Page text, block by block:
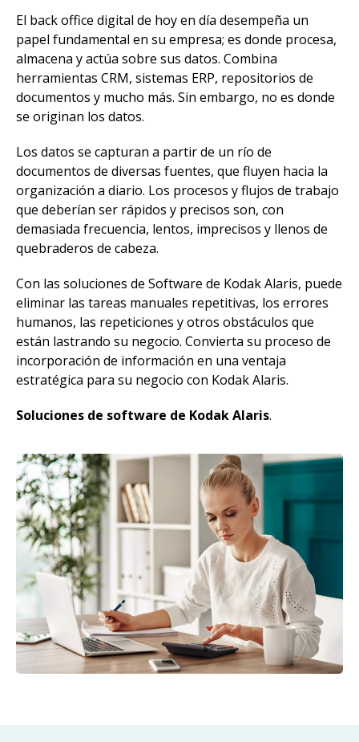
El back office digital de hoy en día desempeña un
papel fundamental en su empresa; es donde procesa,
almacena y actúa sobre sus datos. Combina
herramientas CRM, sistemas ERP, repositorios de
documentos y mucho más. Sin embargo, no es donde
se originan los datos.
Los datos se capturan a partir de un río de
documentos de diversas fuentes, que fluyen hacia la
organización a diario. Los procesos y flujos de trabajo
que deberían ser rápidos y precisos son, con
demasiada frecuencia, lentos, imprecisos y llenos de
quebraderos de cabeza.
Con las soluciones de Software de Kodak Alaris, puede
eliminar las tareas manuales repetitivas, los errores
humanos, las repeticiones y otros obstáculos que
están lastrando su negocio. Convierta su proceso de
incorporación de información en una ventaja
estratégica para su negocio con Kodak Alaris.
Soluciones de software de Kodak Alaris.
Imagen